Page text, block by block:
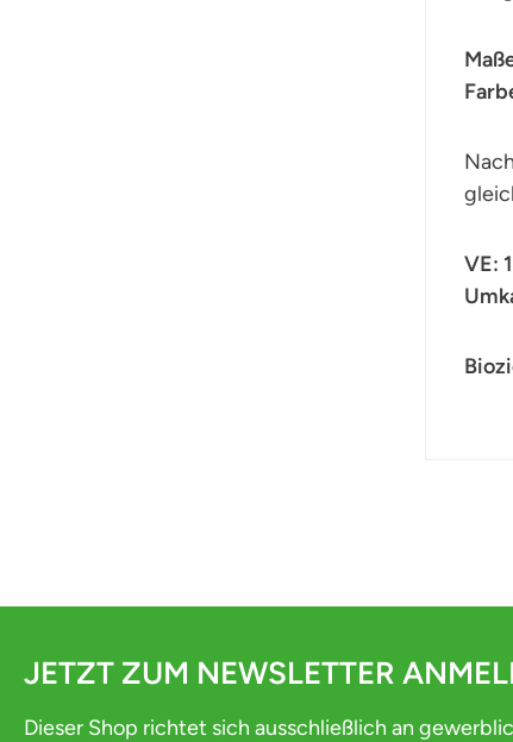
VE:
JETZT ZUM NEWSLETTER
Dieser Shop richtet sich ausschließlich an